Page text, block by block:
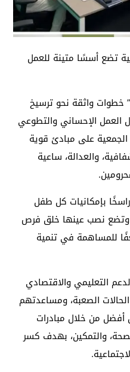
تضع أسسًا متينة للعمل
خطوات واثقة نحو ترسيخ
الإحساني والتطوعي
على مبادئ قوية
والعدالة، ساعية
بإمكانيات كل طفل
وتضع نصب عينها خلق فرص
للمساهمة في تنمية
التعليمي والاقتصادي
الصعبة، ومساعدتهم
أفضل من خلال مبادرات
والتمكين، بهدف كسر